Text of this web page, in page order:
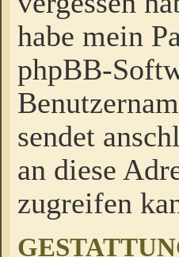
habe mein
phpBB-
sendet
an diese
zugreifen